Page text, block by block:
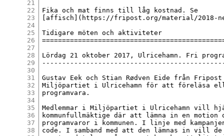
21
22
23
24
25
26
27
28
29
30
31
32
33
34
35
36
37
38
Fika och mat finns till låg kostnad. Se
[affisch](https://fripost.org/material/2018-
Tidigare möten och aktiviteter
Lördag 21 oktober 2017, Ulricehamn. Fri
Gustav Eek och Stian Rødven Eide från
Miljöpartiet i Ulricehamn för att föreläsa
programvara.
Medlemmar i Miljöpartiet i Ulricehamn vill
kommunfullmäktige där att lämna in en
programvaror i kommunen. I linje med
code. I samband med att den lämnas in vill